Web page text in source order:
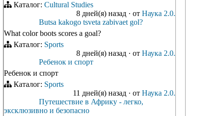
Каталог: Cultural Studies
8 дней(я) назад · от Наука 2.0.
Butsa kakogo tsveta zabivaet gol?
What color boots scores a goal?
Каталог: Sports
8 дней(я) назад · от Наука 2.0.
Ребенок и спорт
Ребенок и спорт
Каталог: Sports
11 дней(я) назад · от Наука 2.0.
Путешествие в Африку - легко,
эксклюзивно и безопасно